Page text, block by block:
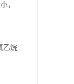
，
乙烷